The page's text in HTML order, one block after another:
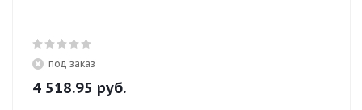
под заказ
4 518.95 руб.